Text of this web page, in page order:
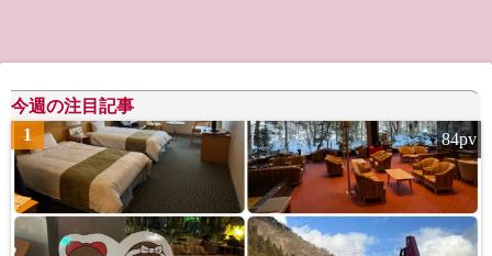
今週の注目記事
1
84pv